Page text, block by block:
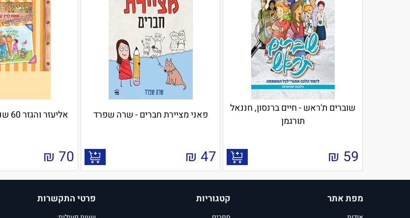
שוברים ת'ראש - חיים ברנסון, חננאל
תורגמן
59
₪
פאני מציירת חברים - שרה שפרד
47
₪
אליעזר והגזר 60 שנה - לוין קיפניס
70
₪
מפת אתר קטגוריות פרטי התקשרות